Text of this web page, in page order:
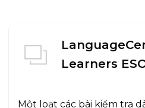
Learners
Một loạt các bài kiểm tra